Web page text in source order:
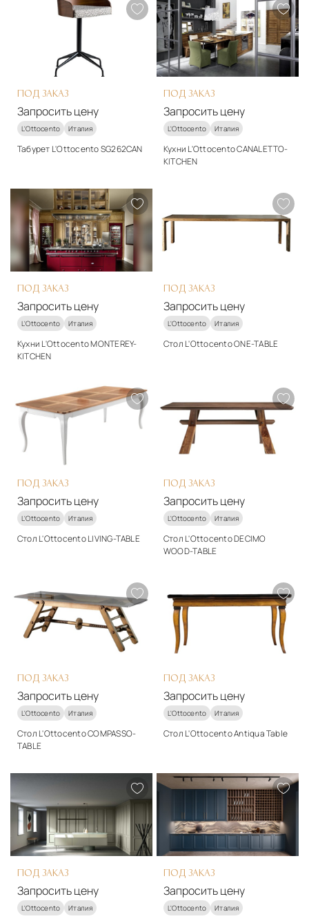
Подробнее Подробнее
Запросить цену
ПОД ЗАКАЗ
Запросить цену
L'Ottocento Италия
Табурет L'Ottocento SG262CAN
Подробнее
Запросить цену
ПОД ЗАКАЗ
Запросить цену
L'Ottocento Италия
Кухни L'Ottocento CANALETTO-
KITCHEN
Подробнее
Запросить цену
ПОД ЗАКАЗ
Запросить цену
L'Ottocento Италия
Кухни L'Ottocento MONTEREY-
KITCHEN
Подробнее
Запросить цену
ПОД ЗАКАЗ
Запросить цену
L'Ottocento Италия
Стол L'Ottocento ONE-TABLE
Подробнее
Запросить цену
ПОД ЗАКАЗ
Запросить цену
L'Ottocento Италия
Стол L'Ottocento LIVING-TABLE
Подробнее
Запросить цену
ПОД ЗАКАЗ
Запросить цену
L'Ottocento Италия
Стол L'Ottocento DECIMO
WOOD-TABLE
Подробнее
Запросить цену
ПОД ЗАКАЗ
Запросить цену
L'Ottocento Италия
Стол L'Ottocento COMPASSO-
TABLE
арт-деко
Подробнее
Запросить цену
ПОД ЗАКАЗ
Запросить цену
L'Ottocento Италия
Стол L'Ottocento Antiqua Table
Подробнее
Запросить цену
ПОД ЗАКАЗ
Запросить цену
L'Ottocento Италия
ПОД ЗАКАЗ
Запросить цену
L'Ottocento Италия